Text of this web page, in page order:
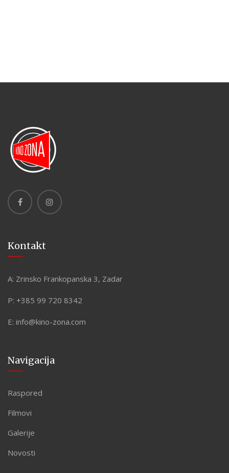
Kontakt
A: Zrinsko Frankopanska 3, Zadar
P: +385 99 720 8342
E: info@kino-zona.com
Navigacija
Raspored
Filmovi
Galerije
Novosti